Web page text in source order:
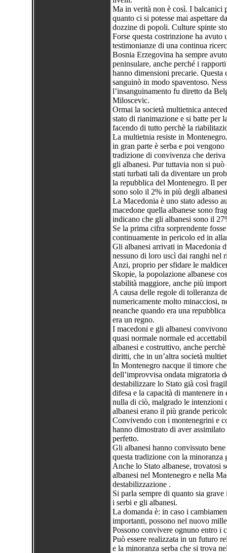
Ma in verità non è così. I balcanici
quanto ci si potesse mai aspettare
dozzine di popoli. Culture spinte
Forse questa costrinzione ha
testimonianze di una continua
Bosnia Erzegovina ha sempre
peninsulare, anche perché i
hanno dimensioni precarie.
sanguinò in modo spaventoso.
l’insanguinamento fu diretto da
Miloscevic.
Ormai la società multietnica
stato di rianimazione e si batte per
facendo di tutto perchè la
La multietnia resiste in
in gran parte è serba e poi
tradizione di convivenza che
gli albanesi. Pur tuttavia non si
stati turbati tali da diventare un
la repubblica del Montenegro. Il
sono solo il 2% in più degli
La Macedonia è uno stato adesso
macedone quella albanese sono
indicano che gli albanesi sono il
Se la prima cifra sorprendente
continuamente in pericolo ed in
Gli albanesi arrivati in Macedonia
nessuno di loro uscì dai ranghi nel
Anzi, proprio per sfidare le
Skopie, la popolazione albanese
stabilità maggiore, anche più
A causa delle regole di tolleranza
numericamente molto minacciosi,
neanche quando era una
era un regno.
I macedoni e gli albanesi
quasi normale normale ed
albanesi e costruttivo, anche
diritti, che in un’altra società
In Montenegro nacque il timore
dell’improvvisa ondata migratoria
destabilizzare lo Stato già così
difesa e la capacità di mantenere
nulla di ciò, malgrado le intenzioni
albanesi erano il più grande
Convivendo con i montenegrini e
hanno dimostrato di aver
perfetto.
Gli albanesi hanno convissuto
questa tradizione con la minoranza
Anche lo Stato albanese, trovatosi
albanesi nel Montenegro e nella
destabilizzazione .
Si parla sempre di quanto sia
i serbi e gli albanesi.
La domanda è: in caso i
importanti, possono nel nuovo
Possono convivere ognuno entro i
Può essere realizzata in un futuro
e la minoranza serba che si trova